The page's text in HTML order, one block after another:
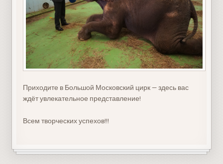
Приходите в Большой Московский цирк — здесь вас
ждёт увлекательное представление!
Всем творческих успехов!!!